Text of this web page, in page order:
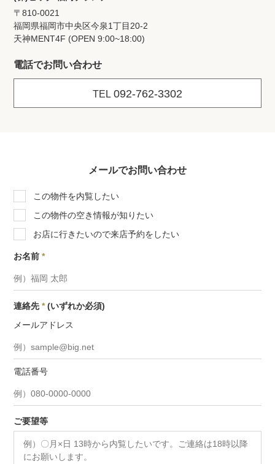
〒810-0021
福岡県福岡市中央区今泉1丁目20‐2
天神MENT4F (OPEN 9:00~18:00)
電話でお問い合わせ
TEL 092-762-3302
メールでお問い合わせ
この物件を内覧したい
この物件の空き情報が知りたい
お店に行きたいので来店予約をしたい
お名前*
連絡先* (いずれか必須)
メールアドレス
電話番号
ご要望等